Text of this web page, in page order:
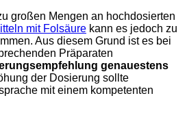
großen Mengen an hochdosierten
mit Folsäure kann es jedoch zu
Aus diesem Grund ist es bei
Präparaten
genauestens
der Dosierung sollte
mit einem kompetenten